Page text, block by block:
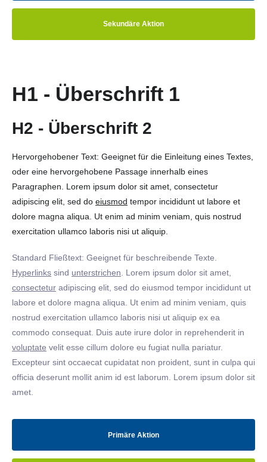
Sekundäre Aktion
H1 - Überschrift 1
H2 - Überschrift 2
Hervorgehobener Text: Geeignet für die Einleitung eines Textes,
oder eine hervorgehobene Passage innerhalb eines
Paragraphen. Lorem ipsum dolor sit amet, consectetur
adipiscing elit, sed do eiusmod tempor incididunt ut labore et
dolore magna aliqua. Ut enim ad minim veniam, quis nostrud
exercitation ullamco laboris nisi ut aliquip.
Standard Fließtext: Geeignet für beschreibende Texte.
Hyperlinks sind unterstrichen . Lorem ipsum dolor sit amet,
consectetur adipiscing elit, sed do eiusmod tempor incididunt ut
labore et dolore magna aliqua. Ut enim ad minim veniam, quis
nostrud exercitation ullamco laboris nisi ut aliquip ex ea
commodo consequat. Duis aute irure dolor in reprehenderit in
voluptate velit esse cillum dolore eu fugiat nulla pariatur.
Excepteur sint occaecat cupidatat non proident, sunt in culpa qui
officia deserunt mollit anim id est laborum. Lorem ipsum dolor sit
amet.
Primäre Aktion